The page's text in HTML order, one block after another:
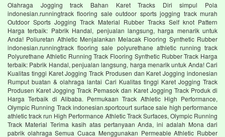
Olahraga Jogging track Bahan Karet Tracks Diri simpul Pola
indonesian.runningtrack flooring sale outdoor sports jogging track murah
Outdoor Sports Jogging Track Material Rubber Tracks Self knot Pattern
Harga terbaik: Pabrik Handal, penjualan langsung, harga menarik untuk
Anda! Poliuretan Athletic Menjalankan Melacak Flooring Synthetic Rubber
indonesian.runningtrack flooring sale polyurethane athletic running track
Polyurethane Athletic Running Track Flooring Synthetic Rubber Track Harga
terbaik: Pabrik Handal, penjualan langsung, harga menarik untuk Anda! Cari
Kualitas tinggi Karet Jogging Track Produsen dan Karet Jogging indonesian
Rumput buatan & olahraga lantai Cari Kualitas tinggi Karet Jogging Track
Produsen Karet Jogging Track Pemasok dan Karet Jogging Track Produk di
Harga Terbaik di Alibaba. Permukaan Track Athletic High Performance,
Olympic Running Track indonesian.sportcourt surface sale high performance
athletic track run High Performance Athletic Track Surfaces, Olympic Running
Track Material Terima kasih atas pertanyaan Anda, ini adalah Mona dari
pabrik olahraga Semua Cuaca Menggunakan Permeable Athletic Rubber